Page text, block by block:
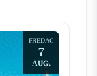
FREDAG
7
AUG.